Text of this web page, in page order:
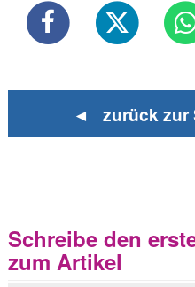
◄ zurück zur
Schreibe den
zum Artikel